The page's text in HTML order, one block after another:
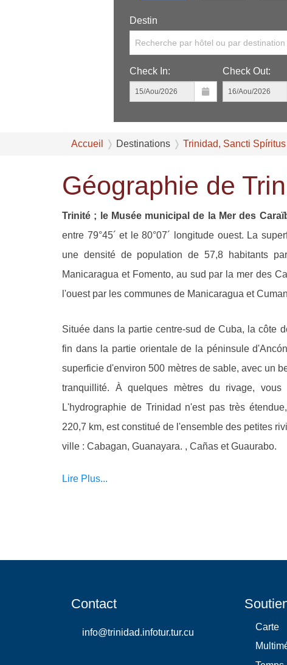
Destin
Recherche par hôtel ou par destination
Check In: Check Out:
Accueil Destinations Trinidad, Sancti Spíritus
Géographie de
Trinité ; le Musée municipal de la Mer des
entre 79°45´ et le 80°07´ longitude ouest. La
une densité de population de 57,8 habitants
Manicaragua et Fomento, au sud par la mer des
l'ouest par les communes de Manicaragua et
Située dans la partie centre-sud de Cuba, la côte
fin dans la partie orientale de la péninsule
superficie d'environ 500 mètres de sable, avec un
tranquillité. À quelques mètres du rivage, vous
L'hydrographie de Trinidad n'est pas très
220,7 km, est constitué de l'ensemble des petites
ville : Cabagan, Guanayara. , Cañas et Guaurabo.
Lire Plus...
Contact
info@trinidad.infotur.tur.cu
Carte